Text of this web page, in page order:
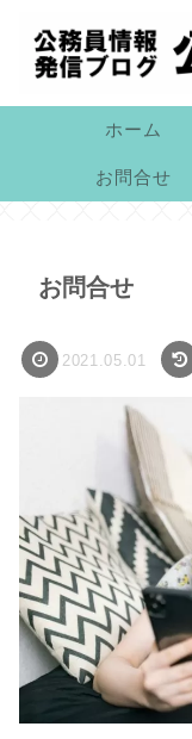
ホーム
お問合せ
お問合せ
2021.05.01